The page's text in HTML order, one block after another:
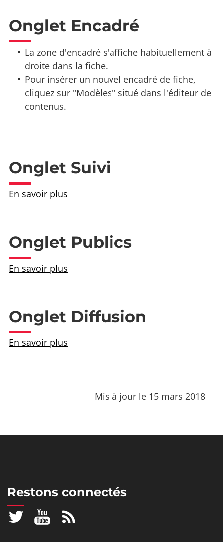
Onglet Encadré
La zone d'encadré s'affiche habituellement à
droite dans la fiche.
Pour insérer un nouvel encadré de fiche,
cliquez sur "Modèles" situé dans l'éditeur de
contenus.
Onglet Suivi
En savoir plus
Onglet Publics
En savoir plus
Onglet Diffusion
En savoir plus
Mis à jour le 15 mars 2018
Restons connectés